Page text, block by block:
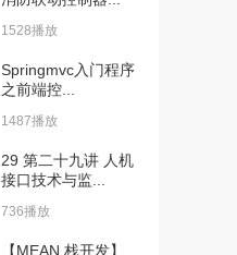
14:36
14:47
1528播放
Springmvc入门程序
之前端控...
1487播放
29 第二十九讲 人机
接口技术与监...
736播放
【MEAN 栈开发】